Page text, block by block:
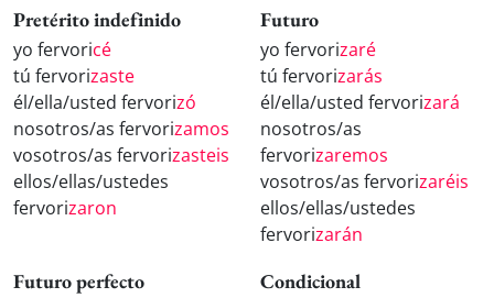
Pretérito indefinido
yo fervoricé
tú fervorizaste
él/ella/usted fervorizó
nosotros/as fervorizamos
vosotros/as fervorizasteis
ellos/ellas/ustedes
fervorizaron
Futuro
yo fervorizaré
tú fervorizarás
él/ella/usted fervorizará
nosotros/as
fervorizaremos
vosotros/as fervorizaréis
ellos/ellas/ustedes
fervorizarán
Futuro perfecto Condicional